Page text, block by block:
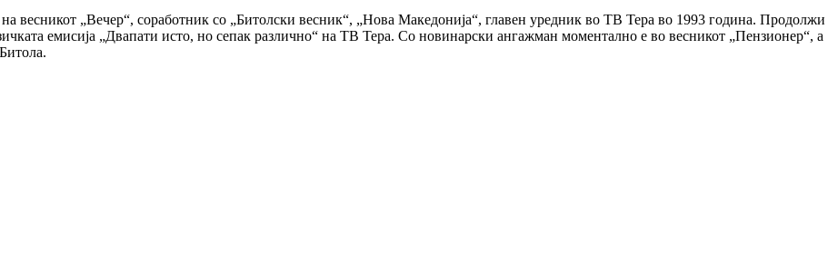
весникот „Вечер“, соработник со „Битолски весник“, „Нова Македонија“, главен уредник во ТВ Тера во 1993 година. Продолжи
емисија „Двапати исто, но сепак различно“ на ТВ Тера. Со новинарски ангажман моментално е во весникот „Пензионер“, а